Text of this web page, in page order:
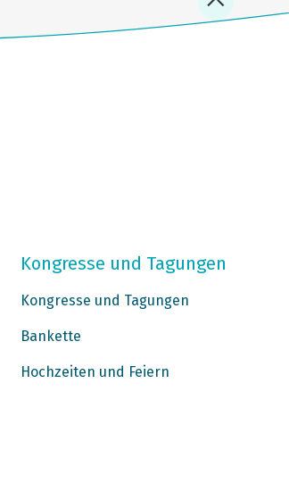
Kongresse und Tagungen
Kongresse und Tagungen
Bankette
Hochzeiten und Feiern